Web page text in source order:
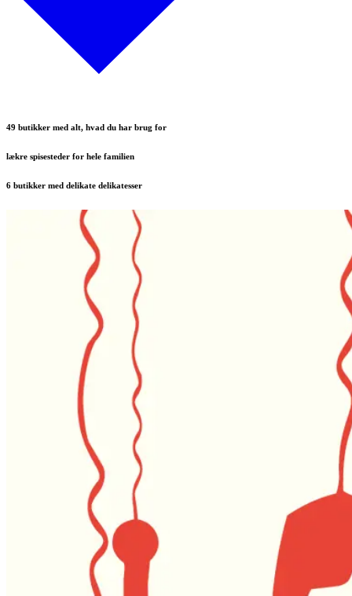
49 butikker med alt, hvad du har brug for
lækre spisesteder for hele familien
6 butikker med delikate delikatesser